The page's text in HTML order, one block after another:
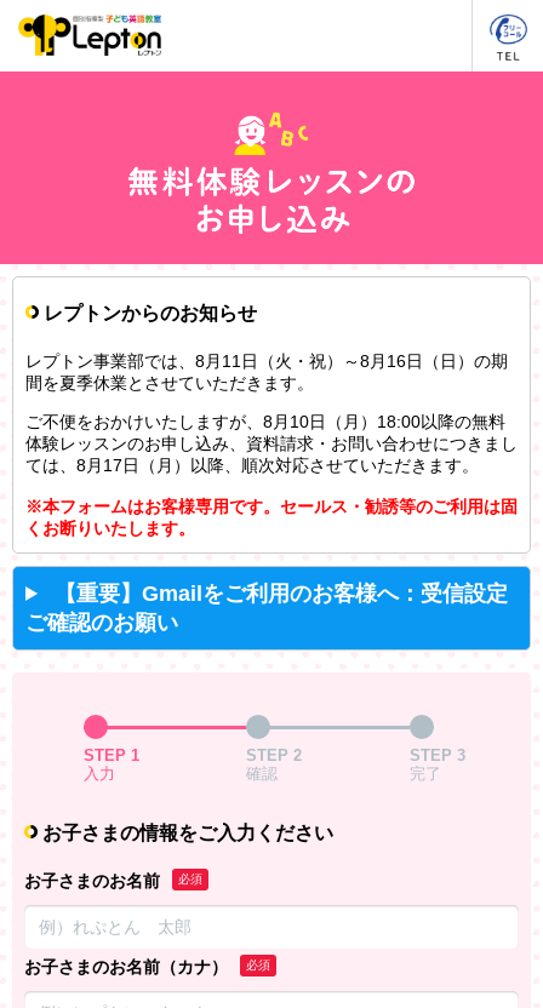
レプトンからのお知らせ
レプトン事業部では、8月11日（火・祝）～8月16日（日）の期
間を夏季休業とさせていただきます。
ご不便をおかけいたしますが、8月10日（月）18:00以降の無料
体験レッスンのお申し込み、資料請求・お問い合わせにつきまし
ては、8月17日（月）以降、順次対応させていただきます。
※本フォームはお客様専用です。セールス・勧誘等のご利用は固
くお断りいたします。
【重要】Gmailをご利用のお客様へ：受信設定
ご確認のお願い
STEP 1
入力
STEP 2
確認
STEP 3
完了
お子さまの情報をご入力ください
お子さまのお名前 必須
お子さまのお名前（カナ） 必須